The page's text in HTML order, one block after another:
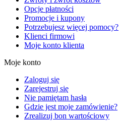
Opcje płatności
Promocje i kupony
Potrzebujesz więcej pomocy?
Klienci firmowi
Moje konto klienta
Moje konto
Zaloguj się
Zarejestruj się
Nie pamiętam hasła
Gdzie jest moje zamówienie?
Zrealizuj bon wartościowy